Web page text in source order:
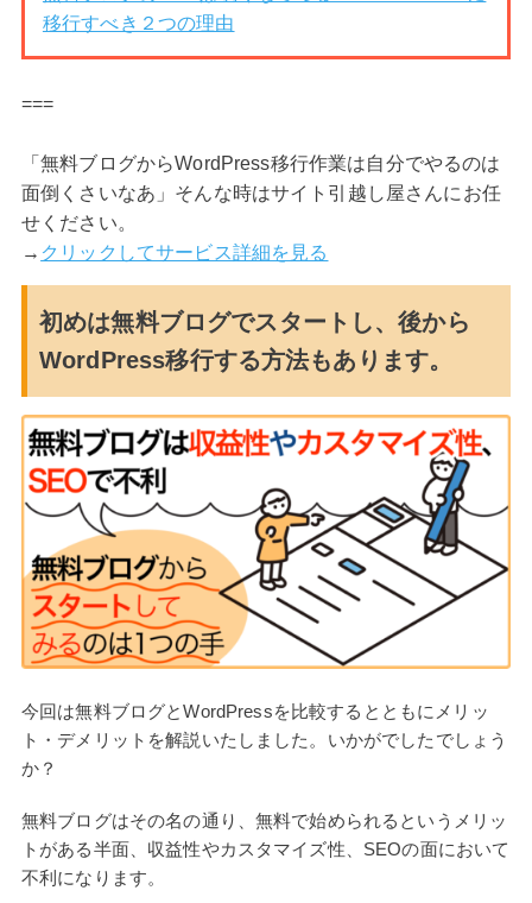
移行すべき２つの理由
===
「無料ブログからWordPress移行作業は自分でやるのは
面倒くさいなあ」そんな時はサイト引越し屋さんにお任
せください。
→ クリックしてサービス詳細を見る
初めは無料ブログでスタートし、後から
WordPress移行する方法もあります。
今回は無料ブログとWordPressを比較するとともにメリッ
ト・デメリットを解説いたしました。いかがでしたでしょう
か？
無料ブログはその名の通り、無料で始められるというメリッ
トがある半面、収益性やカスタマイズ性、SEOの面において
不利になります。